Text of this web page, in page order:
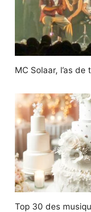
MC Solaar, l’as
Top 30 des